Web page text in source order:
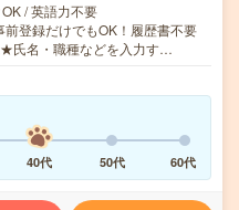
/ 英語力不要
登録だけでもOK！履歴書不要
氏名・職種などを入力す…
40代 50代 60代